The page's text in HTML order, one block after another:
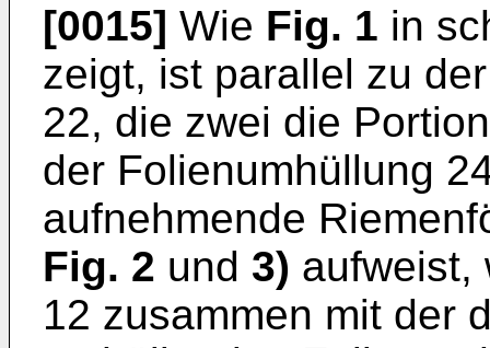
[0015] Wie Fig. 1 in
zeigt, ist parallel zu
22, die zwei die
der Folienumhüllung
aufnehmende
Fig. 2 und 3) aufweist,
12 zusammen mit der